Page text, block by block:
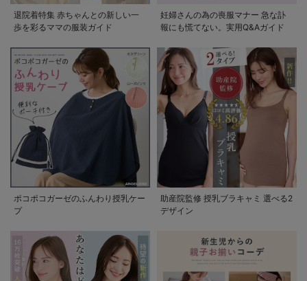
退院着特集 赤ちゃんとの新しい一
歩を彩るママの服装ガイド
妊婦さんの為の喪服マナー 急な訃
報にも慌てない。実用Q&Aガイド
ポコポコガーゼのふんわり授乳ケー
プ
助産院監修 授乳ブラキャミ 選べる2
デザイン